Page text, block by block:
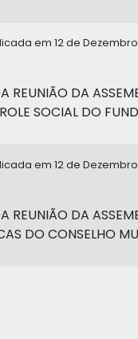
em 12 de
REUNIÃO DA
SOCIAL DO
em 12 de
REUNIÃO DA
DO CONSELHO